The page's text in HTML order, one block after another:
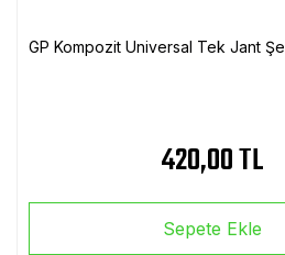
GP Kompozit Universal Tek Jant
420,00 TL
Sepete Ekle